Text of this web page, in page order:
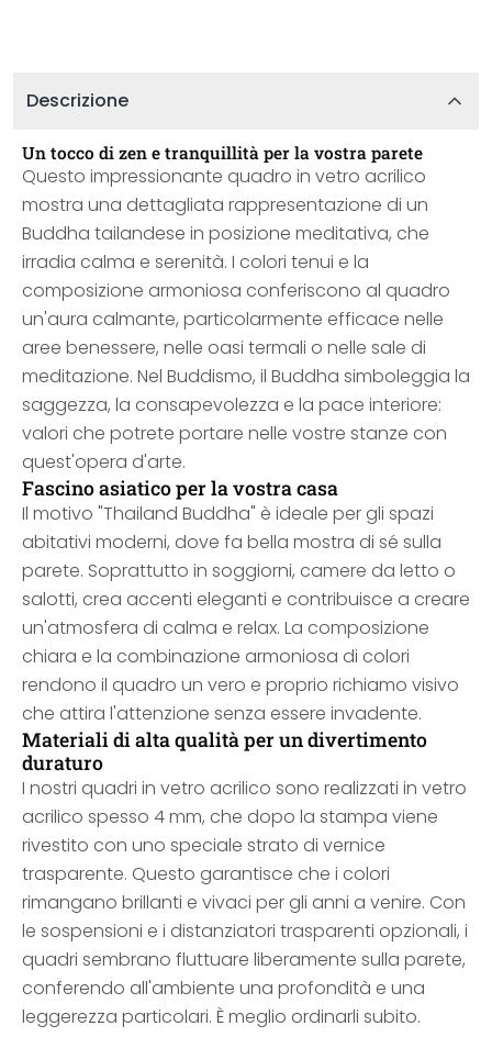
Descrizione
Un tocco di zen e tranquillità per la vostra parete
Questo impressionante quadro in vetro acrilico
mostra una dettagliata rappresentazione di un
Buddha tailandese in posizione meditativa, che
irradia calma e serenità. I colori tenui e la
composizione armoniosa conferiscono al quadro
un'aura calmante, particolarmente efficace nelle
aree benessere, nelle oasi termali o nelle sale di
meditazione. Nel Buddismo, il Buddha simboleggia la
saggezza, la consapevolezza e la pace interiore:
valori che potrete portare nelle vostre stanze con
quest'opera d'arte.
Fascino asiatico per la vostra casa
Il motivo "Thailand Buddha" è ideale per gli spazi
abitativi moderni, dove fa bella mostra di sé sulla
parete. Soprattutto in soggiorni, camere da letto o
salotti, crea accenti eleganti e contribuisce a creare
un'atmosfera di calma e relax. La composizione
chiara e la combinazione armoniosa di colori
rendono il quadro un vero e proprio richiamo visivo
che attira l'attenzione senza essere invadente.
Materiali di alta qualità per un divertimento
duraturo
I nostri quadri in vetro acrilico sono realizzati in vetro
acrilico spesso 4 mm, che dopo la stampa viene
rivestito con uno speciale strato di vernice
trasparente. Questo garantisce che i colori
rimangano brillanti e vivaci per gli anni a venire. Con
le sospensioni e i distanziatori trasparenti opzionali, i
quadri sembrano fluttuare liberamente sulla parete,
conferendo all'ambiente una profondità e una
leggerezza particolari. È meglio ordinarli subito.